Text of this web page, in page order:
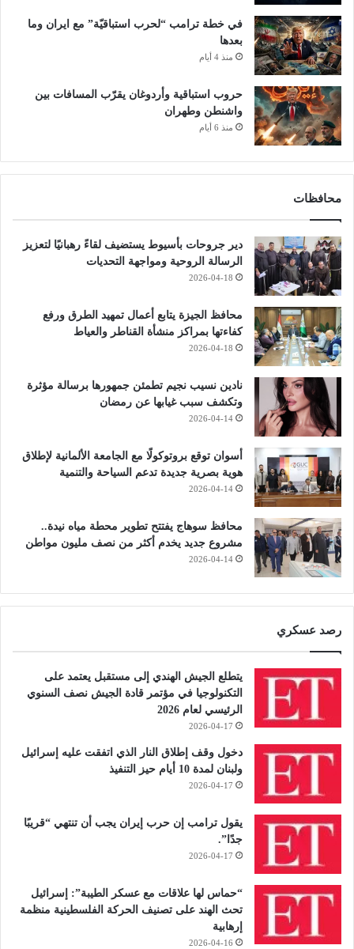
في خطة ترامب “لحرب استباقيّة” مع ايران وما
بعدها
منذ 4 أيام
حروب استباقية وأردوغان يقرّب المسافات بين
واشنطن وطهران
منذ 6 أيام
محافظات
دير جروحات بأسيوط يستضيف لقاءً رهبانيًا لتعزيز
الرسالة الروحية ومواجهة التحديات
2026-04-18
محافظ الجيزة يتابع أعمال تمهيد الطرق ورفع
كفاءتها بمراكز منشأة القناطر والعياط
2026-04-18
نادين نسيب نجيم تطمئن جمهورها برسالة مؤثرة
وتكشف سبب غيابها عن رمضان
2026-04-14
أسوان توقع بروتوكولًا مع الجامعة الألمانية لإطلاق
هوية بصرية جديدة تدعم السياحة والتنمية
2026-04-14
محافظ سوهاج يفتتح تطوير محطة مياه نيدة..
مشروع جديد يخدم أكثر من نصف مليون مواطن
2026-04-14
رصد عسكري
يتطلع الجيش الهندي إلى مستقبل يعتمد على
التكنولوجيا في مؤتمر قادة الجيش نصف السنوي
الرئيسي لعام 2026
2026-04-17
دخول وقف إطلاق النار الذي اتفقت عليه إسرائيل
ولبنان لمدة 10 أيام حيز التنفيذ
2026-04-17
يقول ترامب إن حرب إيران يجب أن تنتهي “قريبًا
جدًا”.
2026-04-17
“حماس لها علاقات مع عسكر الطيبة”: إسرائيل
تحث الهند على تصنيف الحركة الفلسطينية منظمة
إرهابية
2026-04-16